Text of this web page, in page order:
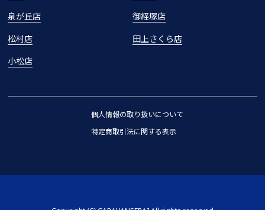
泉が丘店
御経塚店
松村店
田上さくら店
小松店
個人情報の取り扱いについて
特定商取引法に関する表示